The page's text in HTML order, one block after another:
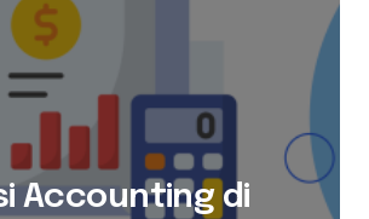
Accounting di